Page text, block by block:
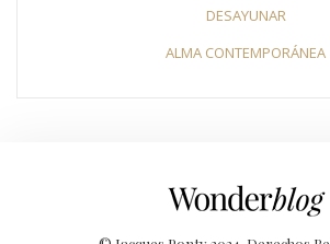
DESAYUNAR
ALMA CONTEMPORÁNEA